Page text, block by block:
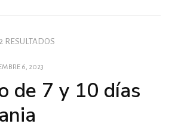
RESULTADOS
6, 2023
de 7 y 10 días